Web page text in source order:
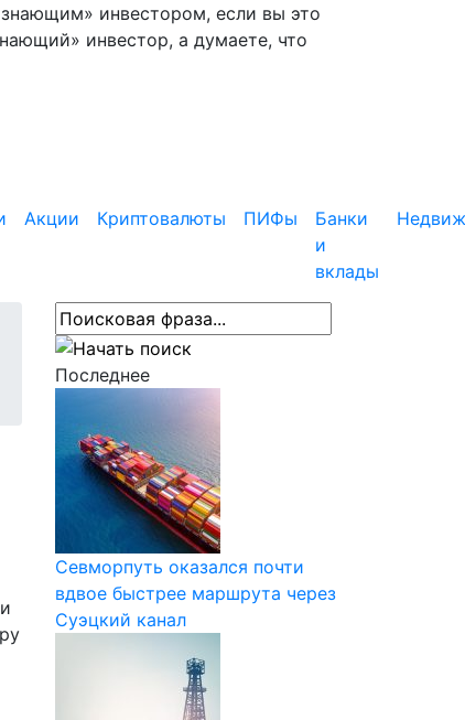
инвестором, если вы это
инвестор, а думаете, что
Акции Криптовалюты ПИФы
Банки
и
вклады
Последнее
Севморпуть оказался почти
вдвое быстрее маршрута через
Суэцкий канал